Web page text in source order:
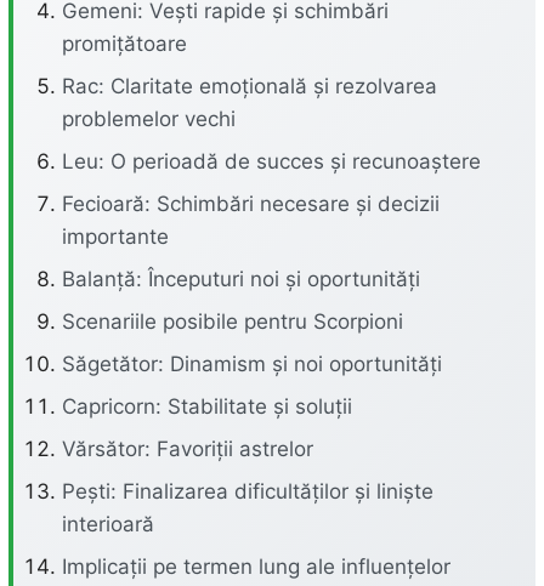
Gemeni: Vești rapide și schimbări
promițătoare
Rac: Claritate emoțională și rezolvarea
problemelor vechi
Leu: O perioadă de succes și recunoaștere
Fecioară: Schimbări necesare și decizii
importante
Balanță: Începuturi noi și oportunități
Scenariile posibile pentru Scorpioni
Săgetător: Dinamism și noi oportunități
Capricorn: Stabilitate și soluții
Vărsător: Favoriții astrelor
Pești: Finalizarea dificultăților și liniște
interioară
Implicații pe termen lung ale influențelor